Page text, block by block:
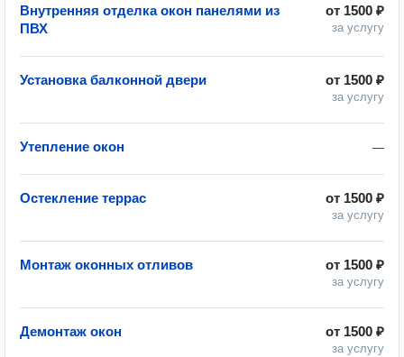
от 1500 ₽
за услугу
Внутренняя отделка окон панелями из
ПВХ
от 1500 ₽
за услугу
Установка балконной двери
—
Утепление окон
от 1500 ₽
за услугу
Остекление террас
от 1500 ₽
за услугу
Монтаж оконных отливов
от 1500 ₽
за услугу
Демонтаж окон